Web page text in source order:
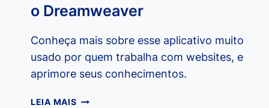
o Dreamweaver
Conheça mais sobre esse aplicativo muito
usado por quem trabalha com websites, e
aprimore seus conhecimentos.
LEIA MAISCRIAÇÃO